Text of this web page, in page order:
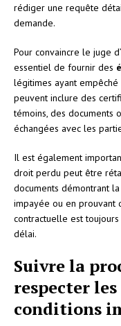
rédiger une requête
demande.
Pour convaincre le juge
essentiel de fournir des
légitimes ayant empêché
peuvent inclure des
témoins, des documents
échangées avec les
Il est également
droit perdu peut être
documents démontrant
impayée ou en prouvant
contractuelle est
délai.
Suivre la
respecter
conditions